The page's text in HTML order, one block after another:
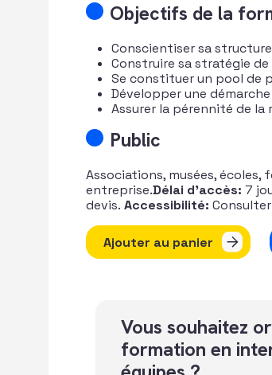
Objectifs de la
Conscientiser sa
Construire sa stratégie
Se constituer un pool de
Développer une
Assurer la pérennité de la
Public
Associations, musées,
entreprise.Délai d’accès: 7
devis.Accessibilité:
quantité de Mécénat et
Ajouter au panier
Vous souhaitez
formation en